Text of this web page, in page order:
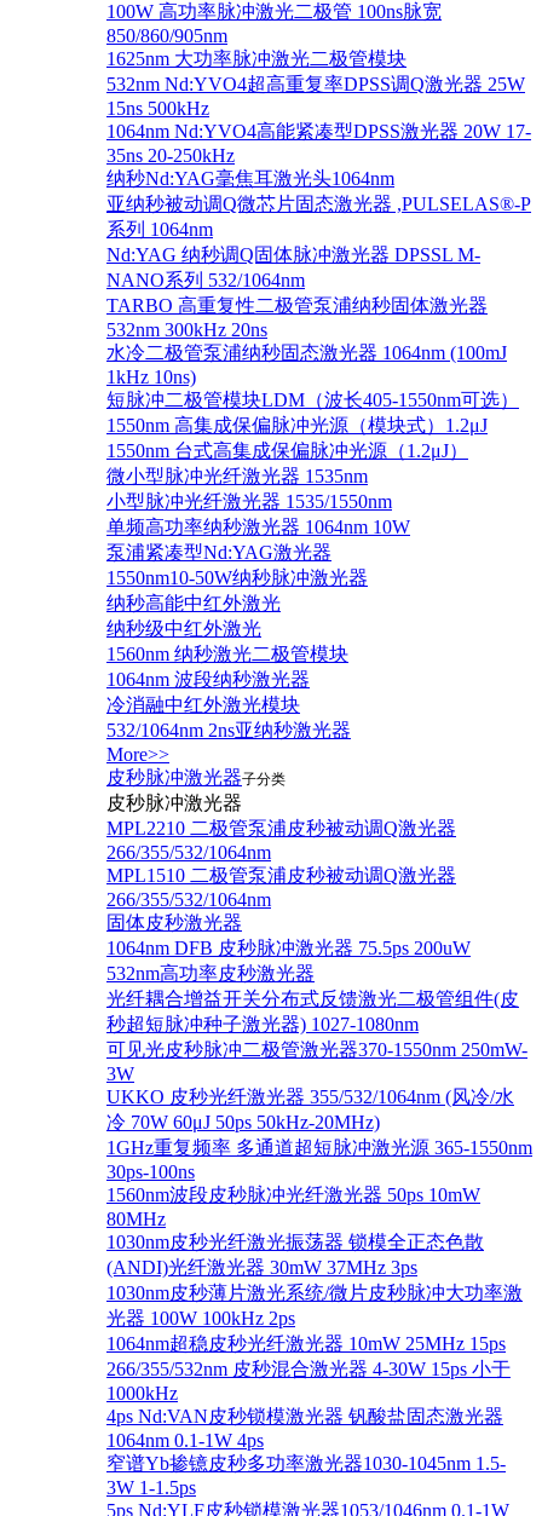
100W 高功率脉冲激光二极管 100ns脉宽
850/860/905nm
1625nm 大功率脉冲激光二极管模块
532nm Nd:YVO4超高重复率DPSS调Q激光器 25W
15ns 500kHz
1064nm Nd:YVO4高能紧凑型DPSS激光器 20W 17-
35ns 20-250kHz
纳秒Nd:YAG毫焦耳激光头1064nm
亚纳秒被动调Q微芯片固态激光器 ,PULSELAS®-P
系列 1064nm
Nd:YAG 纳秒调Q固体脉冲激光器 DPSSL M-
NANO系列 532/1064nm
TARBO 高重复性二极管泵浦纳秒固体激光器
532nm 300kHz 20ns
水冷二极管泵浦纳秒固态激光器 1064nm (100mJ
1kHz 10ns)
短脉冲二极管模块LDM（波长405-1550nm可选）
1550nm 高集成保偏脉冲光源（模块式）1.2μJ
1550nm 台式高集成保偏脉冲光源（1.2μJ）
微小型脉冲光纤激光器 1535nm
小型脉冲光纤激光器 1535/1550nm
单频高功率纳秒激光器 1064nm 10W
泵浦紧凑型Nd:YAG激光器
1550nm10-50W纳秒脉冲激光器
纳秒高能中红外激光
纳秒级中红外激光
1560nm 纳秒激光二极管模块
1064nm 波段纳秒激光器
冷消融中红外激光模块
532/1064nm 2ns亚纳秒激光器
More>>
皮秒脉冲激光器子分类
皮秒脉冲激光器
​MPL2210 二极管泵浦皮秒被动调Q激光器
266/355/532/1064nm
MPL1510 二极管泵浦皮秒被动调Q激光器
266/355/532/1064nm
固体皮秒激光器
1064nm DFB 皮秒脉冲激光器 75.5ps 200uW
532nm高功率皮秒激光器
光纤耦合增益开关分布式反馈激光二极管组件(皮
秒超短脉冲种子激光器) 1027-1080nm
可见光皮秒脉冲二极管激光器370-1550nm 250mW-
3W
UKKO 皮秒光纤激光器 355/532/1064nm (风冷/水
冷 70W 60μJ 50ps 50kHz-20MHz)
1GHz重复频率 多通道超短脉冲激光源 365-1550nm
30ps-100ns
1560nm波段皮秒脉冲光纤激光器 50ps 10mW
80MHz
1030nm皮秒光纤激光振荡器 锁模全正态色散
(ANDI)光纤激光器 30mW 37MHz 3ps
1030nm皮秒薄片激光系统/微片皮秒脉冲大功率激
光器 100W 100kHz 2ps
1064nm超稳皮秒光纤激光器 10mW 25MHz 15ps
266/355/532nm 皮秒混合激光器 4-30W 15ps 小于
1000kHz
4ps Nd:VAN皮秒锁模激光器 钒酸盐固态激光器
1064nm 0.1-1W 4ps
窄谱Yb掺镱皮秒多功率激光器1030-1045nm 1.5-
3W 1-1.5ps
5ps Nd:YLF皮秒锁模激光器1053/1046nm 0.1-1W